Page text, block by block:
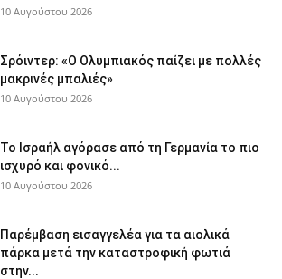
10 Αυγούστου 2026
Σρόιντερ: «Ο Ολυμπιακός παίζει με πολλές
μακρινές μπαλιές»
10 Αυγούστου 2026
Το Ισραήλ αγόρασε από τη Γερμανία το πιο
ισχυρό και φονικό...
10 Αυγούστου 2026
Παρέμβαση εισαγγελέα για τα αιολικά
πάρκα μετά την καταστροφική φωτιά
στην...